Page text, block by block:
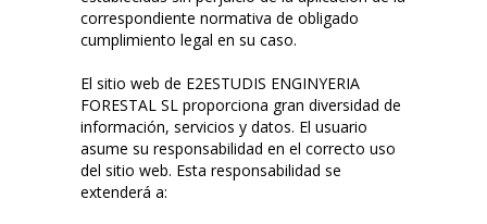
correspondiente normativa de obligado
cumplimiento legal en su caso.
El sitio web de E2ESTUDIS ENGINYERIA
FORESTAL SL proporciona gran diversidad de
información, servicios y datos. El usuario
asume su responsabilidad en el correcto uso
del sitio web. Esta responsabilidad se
extenderá a: